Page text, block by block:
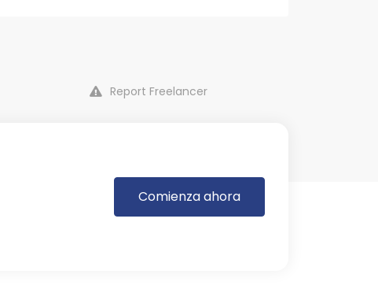
Report Freelancer
Comienza ahora